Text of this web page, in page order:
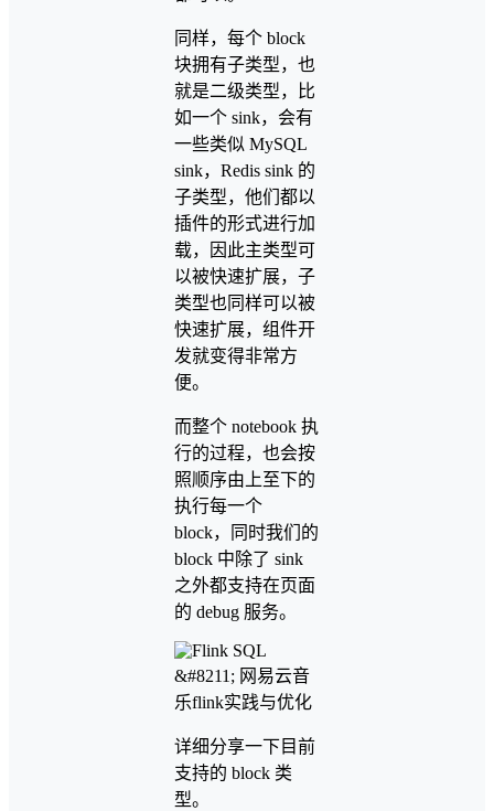
同样，每个 block
块拥有子类型，也
就是二级类型，比
如一个 sink，会有
一些类似 MySQL
sink，Redis sink 的
子类型，他们都以
插件的形式进行加
载，因此主类型可
以被快速扩展，子
类型也同样可以被
快速扩展，组件开
发就变得非常方
便。
而整个 notebook 执
行的过程，也会按
照顺序由上至下的
执行每一个
block，同时我们的
block 中除了 sink
之外都支持在页面
的 debug 服务。
详细分享一下目前
支持的 block 类
型。